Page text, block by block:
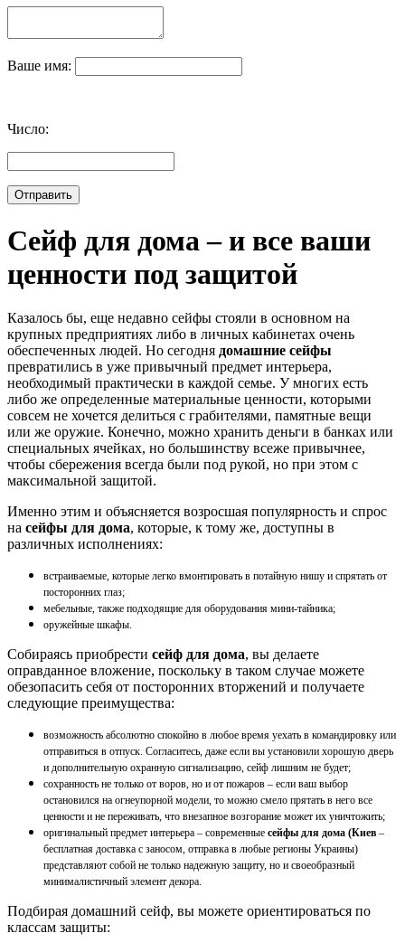
Ваше имя:
Число:
Сейф для дома – и все ваши
ценности под защитой
Казалось бы, еще недавно сейфы стояли в основном на
крупных предприятиях либо в личных кабинетах очень
обеспеченных людей. Но сегодня домашние сейфы
превратились в уже привычный предмет интерьера,
необходимый практически в каждой семье. У многих есть
либо же определенные материальные ценности, которыми
совсем не хочется делиться с грабителями, памятные вещи
или же оружие. Конечно, можно хранить деньги в банках или
специальных ячейках, но большинству всеже привычнее,
чтобы сбережения всегда были под рукой, но при этом с
максимальной защитой.
Именно этим и объясняется возросшая популярность и спрос
на сейфы для дома, которые, к тому же, доступны в
различных исполнениях:
встраиваемые, которые легко вмонтировать в потайную нишу и спрятать от
посторонних глаз;
мебельные, также подходящие для оборудования мини-тайника;
оружейные шкафы.
Собираясь приобрести сейф для дома, вы делаете
оправданное вложение, поскольку в таком случае можете
обезопасить себя от посторонних вторжений и получаете
следующие преимущества:
возможность абсолютно спокойно в любое время уехать в командировку или
отправиться в отпуск. Согласитесь, даже если вы установили хорошую дверь
и дополнительную охранную сигнализацию, сейф лишним не будет;
сохранность не только от воров, но и от пожаров – если ваш выбор
остановился на огнеупорной модели, то можно смело прятать в него все
ценности и не переживать, что внезапное возгорание может их уничтожить;
оригинальный предмет интерьера – современные сейфы для дома (Киев –
бесплатная доставка с заносом, отправка в любые регионы Украины)
представляют собой не только надежную защиту, но и своеобразный
минималистичный элемент декора.
Подбирая домашний сейф, вы можете ориентироваться по
классам защиты: